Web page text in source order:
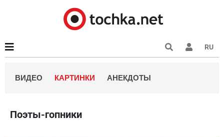
RU
ВИДЕО КАРТИНКИ АНЕКДОТЫ
Поэты-гопники